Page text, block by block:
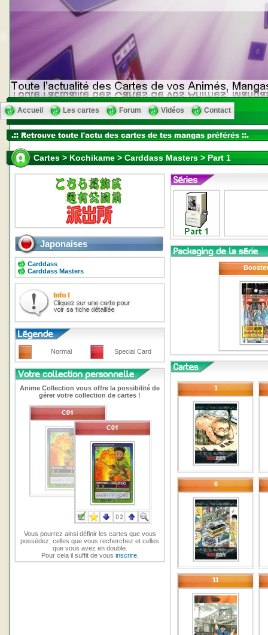
Accueil Les cartes Forum Vidéos Contact
Cartes > Kochikame > Carddass Masters > Part 1
Japonaises
Carddass
Carddass Masters
Normal Special Card
Anime Collection vous offre la possibilité de
gérer votre collection de cartes !
Vous pourrez ainsi définir les cartes que vous
possédez, celles que vous recherchez et celles
que vous avez en double.
Pour cela il suffit de vous inscrire.
Booster
1
6
11